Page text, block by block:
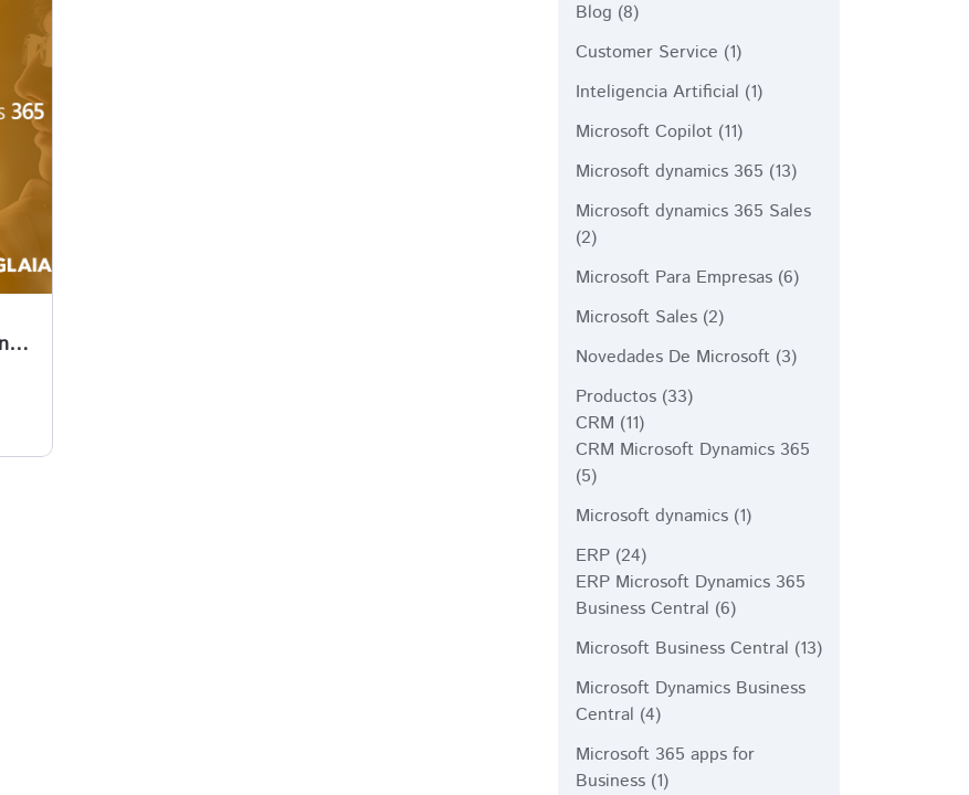
Beneficios De Implementar Microsoft Dynamics 365
Blog (8)
Customer Service (1)
Inteligencia Artificial (1)
Microsoft Copilot (11)
Microsoft dynamics 365 (13)
Microsoft dynamics 365 Sales
(2)
Microsoft Para Empresas (6)
Microsoft Sales (2)
Novedades De Microsoft (3)
Productos (33)
CRM (11)
CRM Microsoft Dynamics 365
(5)
Microsoft dynamics (1)
ERP (24)
ERP Microsoft Dynamics 365
Business Central (6)
Microsoft Business Central (13)
Microsoft Dynamics Business
Central (4)
Microsoft 365 apps for
Business (1)